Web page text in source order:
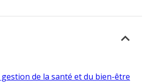
de la santé et du bien-être